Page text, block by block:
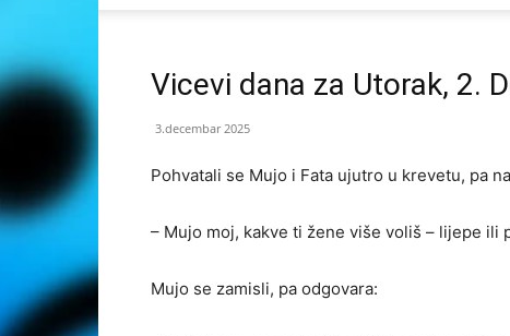
Vicevi dana za Utorak, 2.
3.decembar 2025
Pohvatali se Mujo i Fata ujutro u krevetu, pa
– Mujo moj, kakve ti žene više voliš – lijepe ili
Mujo se zamisli, pa odgovara: